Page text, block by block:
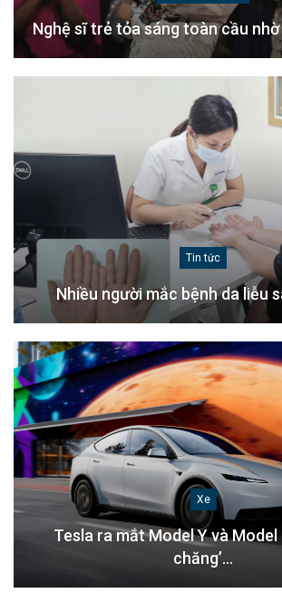
Nghệ sĩ trẻ tỏa sáng toàn cầu
Tin tức
Nhiều người mắc bệnh da liễu
Xe
Tesla ra mắt Model Y và Model
chăng’…